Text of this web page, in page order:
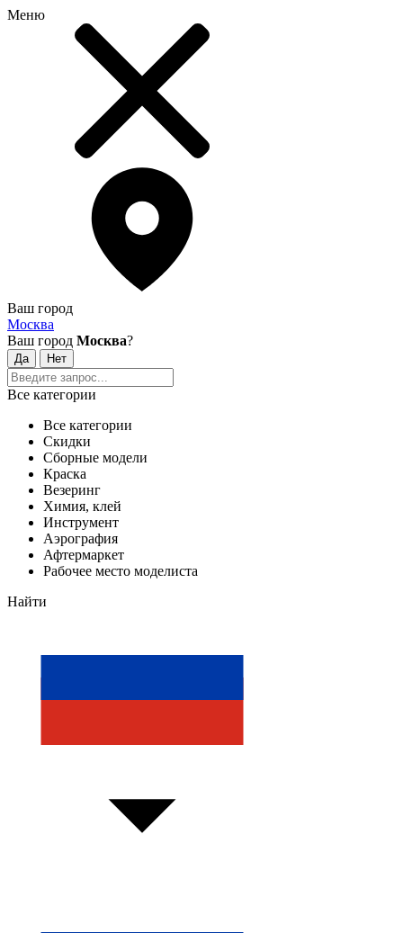
Меню
Ваш город
Москва
Ваш город Москва?
Все категории
Все категории
Скидки
Сборные модели
Краска
Везеринг
Химия, клей
Инструмент
Аэрография
Афтермаркет
Рабочее место моделиста
Найти